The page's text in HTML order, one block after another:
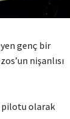
genç bir
nişanlısı
pilotu olarak